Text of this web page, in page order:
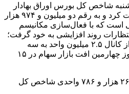
شاخص کل بورس اوراق بهادار
تهران ۴۱ هزار و ۵۸۷ واحد افت کرد و به رقم دو میلیون و ۹۷۴ هزار
است که با فعال‌سازی مکانیسم
روند افزایشی به خود گرفت؛
تا جایی که با صعود پنج پله‌ای از کانال ۲.۵ میلیون واحد به سه
میلیون واحد رسید. منفی امروز چهارمین افت بازار سهام در ۱۵